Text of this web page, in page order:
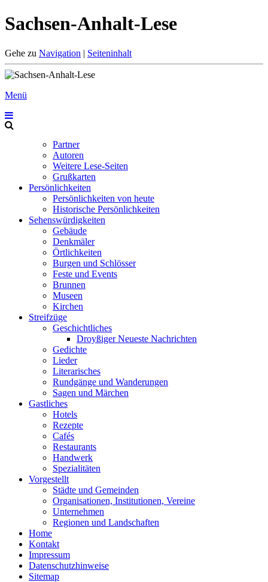
Sachsen-Anhalt-Lese
Gehe zu Navigation | Seiteninhalt
Menü
Partner
Autoren
Weitere Lese-Seiten
Grußkarten
Persönlichkeiten
Persönlichkeiten von heute
Historische Persönlichkeiten
Sehenswürdigkeiten
Gebäude
Denkmäler
Örtlichkeiten
Burgen und Schlösser
Feste und Events
Brunnen
Museen
Kirchen
Streifzüge
Geschichtliches
Droyßiger Neueste Nachrichten
Gedichte
Lieder
Literarisches
Rundgänge und Wanderungen
Sagen und Märchen
Gastliches
Hotels
Rezepte
Cafés
Restaurants
Handwerk
Spezialitäten
Vorgestellt
Städte und Gemeinden
Organisationen, Institutionen, Vereine
Unternehmen
Regionen und Landschaften
Home
Kontakt
Impressum
Datenschutzhinweise
Sitemap